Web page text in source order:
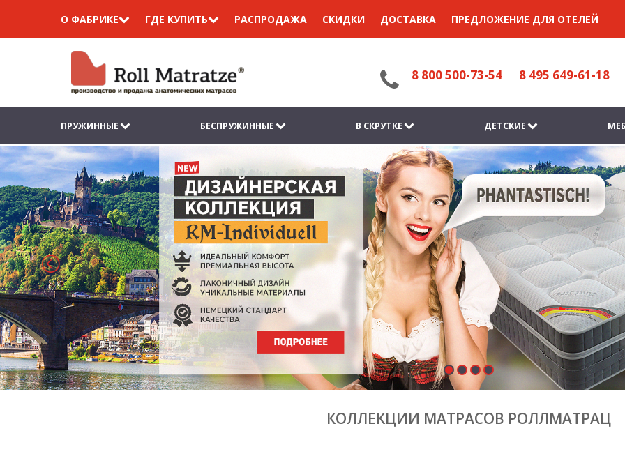
О ФАБРИКЕ ГДЕ КУПИТЬ РАСПРОДАЖА СКИДКИ ДОСТАВКА ПРЕДЛОЖЕНИЕ ДЛЯ ОТЕЛЕЙ
8 800 500-73-54 8 495 649-61-18
ПРУЖИННЫЕ БЕСПРУЖИННЫЕ В СКРУТКЕ ДЕТСКИЕ
КОЛЛЕКЦИИ МАТРАСОВ РОЛЛМАТРАЦ